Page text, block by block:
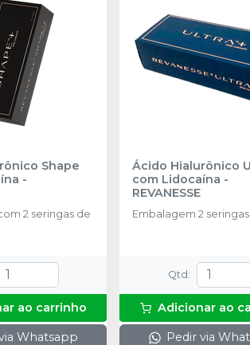
Shape
-
2 seringas de
ao carrinho
Whatsapp
Ácido Hialurônico
com Lidocaína -
REVANESSE
Embalagem 2 seringas
Qtd :
Adicionar ao
Pedir via